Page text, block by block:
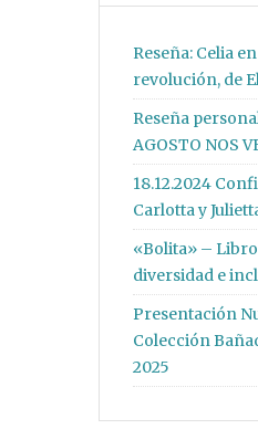
Reseña: Celia
revolución, de
Reseña
AGOSTO NOS
18.12.2024
Carlotta y
«Bolita» –
diversidad e
Presentación
Colección
2025